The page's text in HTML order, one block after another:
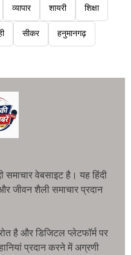
व्यापार शायरी शिक्षा
सीकर हनुमानगढ़
समाचार वेबसाइट है। यह हिंदी
जीवन शैली समाचार प्रदान
है और डिजिटल प्लेटफॉर्म पर
प्रदान करने में अग्रणी